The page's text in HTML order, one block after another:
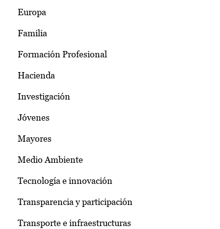
Europa
Familia
Formación Profesional
Hacienda
Investigación
Jóvenes
Mayores
Medio Ambiente
Tecnología e innovación
Transparencia y participación
Transporte e infraestructuras